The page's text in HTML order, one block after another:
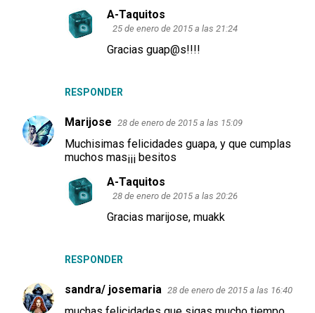
RESPONDER
A-Taquitos
25 de enero de 2015 a las 21:24
Gracias guap@s!!!!
Marijose 28 de enero de 2015 a las 15:09
Muchisimas felicidades guapa, y que cumplas
muchos mas¡¡¡ besitos
RESPONDER
A-Taquitos
28 de enero de 2015 a las 20:26
Gracias marijose, muakk
sandra/ josemaria 28 de enero de 2015 a las 16:40